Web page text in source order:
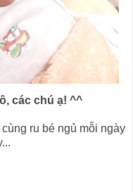
các chú ạ! ^^
ru bé ngủ mỗi ngày